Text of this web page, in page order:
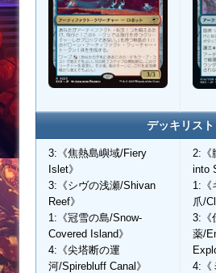
デッキリスト
3:《焦熱島嶼域/Fiery
Islet》
3:《シヴの浅瀬/Shivan
Reef》
1:《冠雪の島/Snow-
Covered Island》
4:《尖塔断の運
河/Spirebluff Canal》
2:《
into
1:《
爪/
3:《
薬/
4:《